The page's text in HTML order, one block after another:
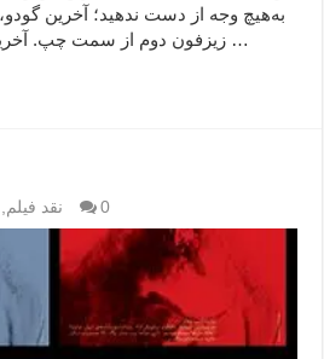
به‌هیچ وجه از دست ندهید؛ آخرین
زیزفون دوم از سمت چپ. آخرین گودو: (۲) نمایش‌نامه‌ای …
نقد فیلم 0